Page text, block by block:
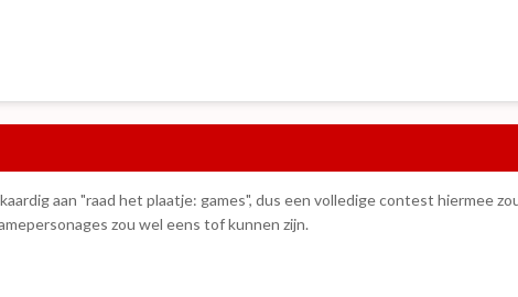
aan "raad het plaatje: games", dus een volledige contest hiermee
zou wel eens tof kunnen zijn.